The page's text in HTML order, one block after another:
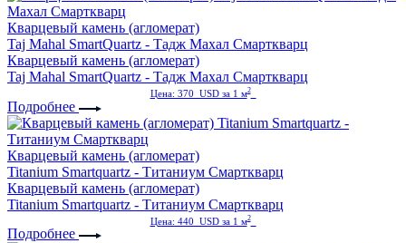
Кварцевый камень (агломерат)
Taj Mahal SmartQuartz - Тадж Махал Смарткварц
Кварцевый камень (агломерат)
Taj Mahal SmartQuartz - Тадж Махал Смарткварц
Цена: 370 USD за 1 м2
Подробнее
Кварцевый камень (агломерат)
Titanium Smartquartz - Титаниум Смарткварц
Кварцевый камень (агломерат)
Titanium Smartquartz - Титаниум Смарткварц
Цена: 440 USD за 1 м2
Подробнее